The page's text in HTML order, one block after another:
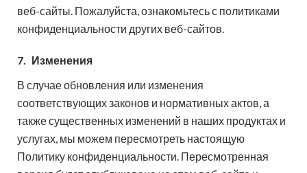
веб-сайты. Пожалуйста, ознакомьтесь с политиками
конфиденциальности других веб-сайтов.
7. Изменения
В случае обновления или изменения
соответствующих законов и нормативных актов, а
также существенных изменений в наших продуктах и ​​
услугах, мы можем пересмотреть настоящую
Политику конфиденциальности. Пересмотренная